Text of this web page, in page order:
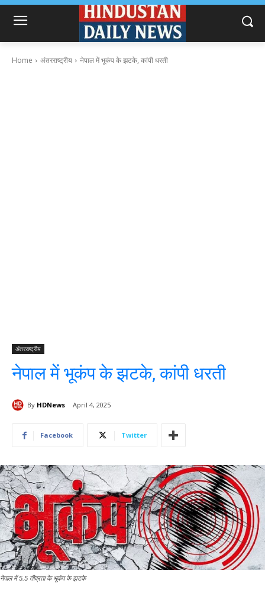
Home अंतरराष्ट्रीय नेपाल में भूकंप के झटके, कांपी धरती
अंतरराष्ट्रीय
नेपाल में भूकंप के झटके, कांपी धरती
By HDNews April 4, 2025
Facebook Twitter
नेपाल में 5.5 तीव्रता के भूकंप के झटके